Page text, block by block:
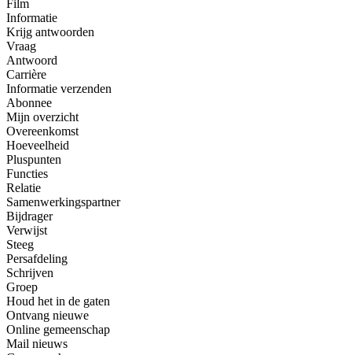
Film
Informatie
Krijg antwoorden
Vraag
Antwoord
Carrière
Informatie verzenden
Abonnee
Mijn overzicht
Overeenkomst
Hoeveelheid
Pluspunten
Functies
Relatie
Samenwerkingspartner
Bijdrager
Verwijst
Steeg
Persafdeling
Schrijven
Groep
Houd het in de gaten
Ontvang nieuwe
Online gemeenschap
Mail nieuws